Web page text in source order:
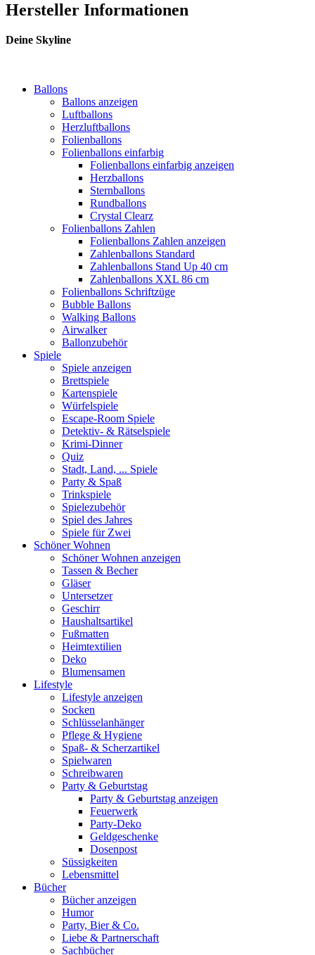
Hersteller Informationen
Deine Skyline
Ballons
Ballons anzeigen
Luftballons
Herzluftballons
Folienballons
Folienballons einfarbig
Folienballons einfarbig anzeigen
Herzballons
Sternballons
Rundballons
Crystal Clearz
Folienballons Zahlen
Folienballons Zahlen anzeigen
Zahlenballons Standard
Zahlenballons Stand Up 40 cm
Zahlenballons XXL 86 cm
Folienballons Schriftzüge
Bubble Ballons
Walking Ballons
Airwalker
Ballonzubehör
Spiele
Spiele anzeigen
Brettspiele
Kartenspiele
Würfelspiele
Escape-Room Spiele
Detektiv- & Rätselspiele
Krimi-Dinner
Quiz
Stadt, Land, ... Spiele
Party & Spaß
Trinkspiele
Spielezubehör
Spiel des Jahres
Spiele für Zwei
Schöner Wohnen
Schöner Wohnen anzeigen
Tassen & Becher
Gläser
Untersetzer
Geschirr
Haushaltsartikel
Fußmatten
Heimtextilien
Deko
Blumensamen
Lifestyle
Lifestyle anzeigen
Socken
Schlüsselanhänger
Pflege & Hygiene
Spaß- & Scherzartikel
Spielwaren
Schreibwaren
Party & Geburtstag
Party & Geburtstag anzeigen
Feuerwerk
Party-Deko
Geldgeschenke
Dosenpost
Süssigkeiten
Lebensmittel
Bücher
Bücher anzeigen
Humor
Party, Bier & Co.
Liebe & Partnerschaft
Sachbücher